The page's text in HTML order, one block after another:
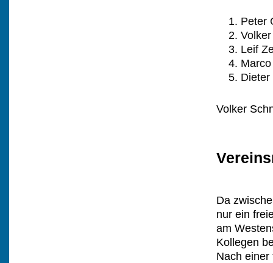
Peter
Leif
Dieter
Volker
Da
nur ein
am
Kollegen
Nach